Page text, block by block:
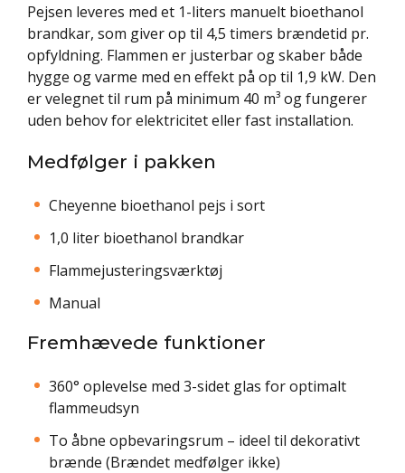
Pejsen leveres med et 1-liters manuelt bioethanol
brandkar, som giver op til 4,5 timers brændetid pr.
opfyldning. Flammen er justerbar og skaber både
hygge og varme med en effekt på op til 1,9 kW. Den
er velegnet til rum på minimum 40 m³ og fungerer
uden behov for elektricitet eller fast installation.
Medfølger i pakken
Cheyenne bioethanol pejs i sort
1,0 liter bioethanol brandkar
Flammejusteringsværktøj
Manual
Fremhævede funktioner
360° oplevelse med 3-sidet glas for optimalt
flammeudsyn
To åbne opbevaringsrum – ideel til dekorativt
brænde (Brændet medfølger ikke)